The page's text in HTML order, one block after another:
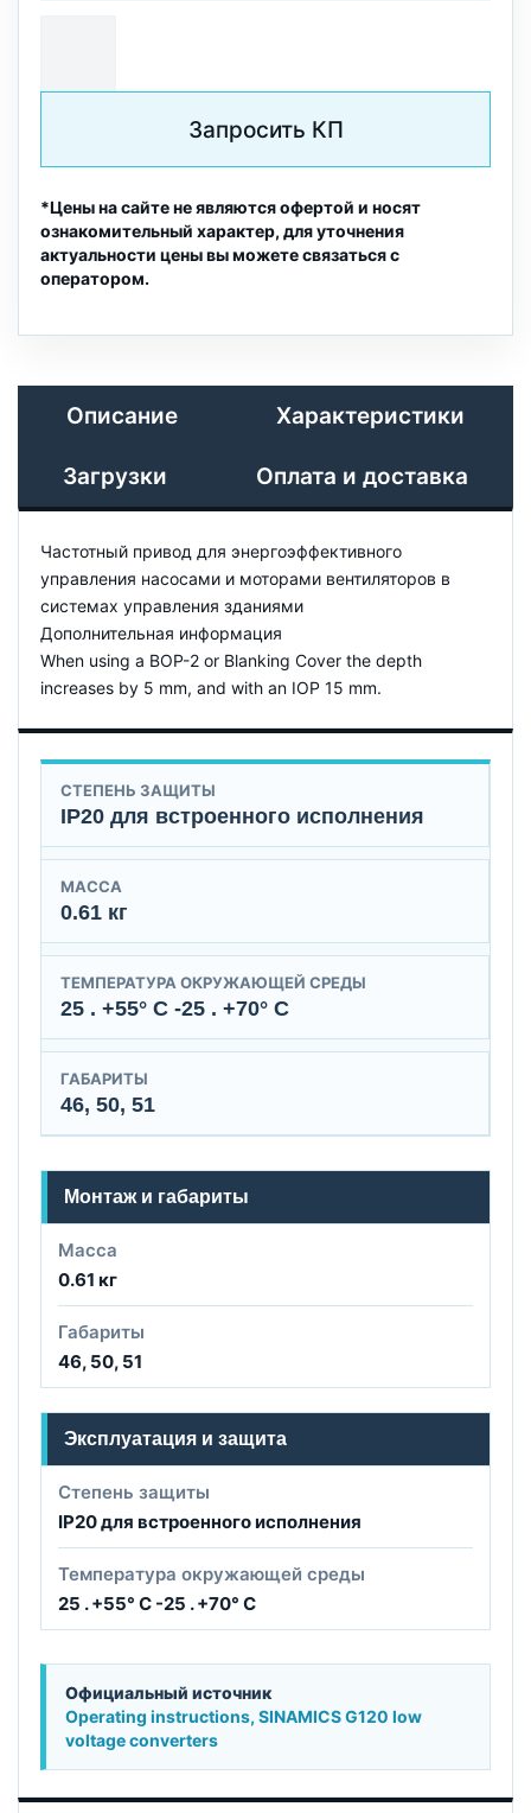
Запросить КП
*Цены на сайте не являются офертой и носят
ознакомительный характер, для уточнения
актуальности цены вы можете связаться с
оператором.
Описание Характеристики
Загрузки Оплата и доставка
Частотный привод для энергоэффективного
управления насосами и моторами вентиляторов в
системах управления зданиями
Дополнительная информация
When using a BOP-2 or Blanking Cover the depth
increases by 5 mm, and with an IOP 15 mm.
СТЕПЕНЬ ЗАЩИТЫ
IP20 для встроенного исполнения
МАССА
0.61 кг
ТЕМПЕРАТУРА ОКРУЖАЮЩЕЙ СРЕДЫ
25 . +55° C -25 . +70° C
ГАБАРИТЫ
46, 50, 51
Монтаж и габариты
Масса
0.61 кг
Габариты
46, 50, 51
Эксплуатация и защита
Степень защиты
IP20 для встроенного исполнения
Температура окружающей среды
25 . +55° C -25 . +70° C
Официальный источник
Operating instructions, SINAMICS G120 low
voltage converters